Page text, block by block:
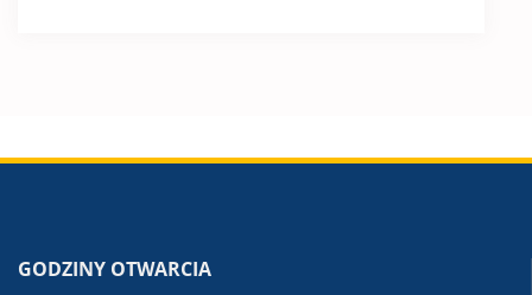
GODZINY OTWARCIA